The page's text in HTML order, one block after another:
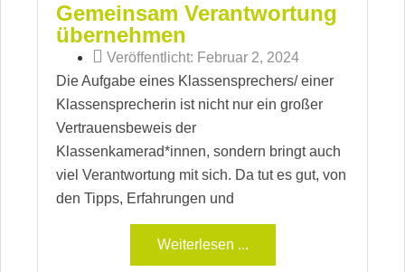
Gemeinsam Verantwortung
übernehmen
Veröffentlicht: Februar 2, 2024
Die Aufgabe eines Klassensprechers/ einer
Klassensprecherin ist nicht nur ein großer
Vertrauensbeweis der
Klassenkamerad*innen, sondern bringt auch
viel Verantwortung mit sich. Da tut es gut, von
den Tipps, Erfahrungen und
Weiterlesen ...